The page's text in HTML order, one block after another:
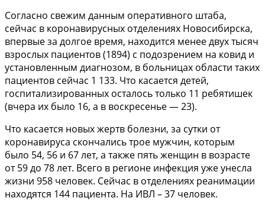
Согласно свежим данным оперативного штаба,
сейчас в коронавирусных отделениях Новосибирска,
впервые за долгое время, находится менее двух тысяч
взрослых пациентов (1894) с подозрением на ковид и
установленным диагнозом, в больницах области таких
пациентов сейчас 1 133. Что касается детей,
госпитализированных осталось только 11 ребятишек
(вчера их было 16, а в воскресенье — 23).
Что касается новых жертв болезни, за сутки от
коронавируса скончались трое мужчин, которым
было 54, 56 и 67 лет, а также пять женщин в возрасте
от 59 до 78 лет. Всего в регионе инфекция уже унесла
жизни 958 человек. Сейчас в отделениях реанимации
находятся 144 пациента. На ИВЛ – 37 человек.